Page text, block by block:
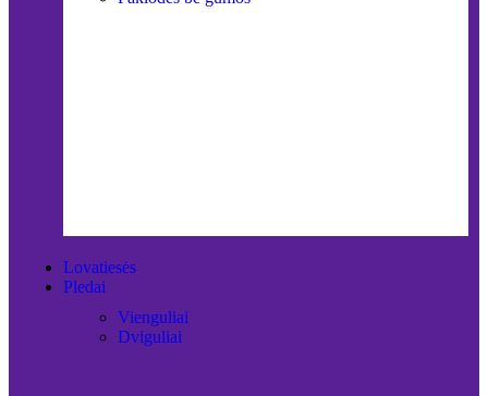
Lovatiesės
Pledai
Vienguliai
Dviguliai